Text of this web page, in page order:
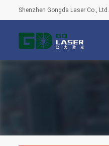
Shenzhen Gongda Laser Co., Ltd.